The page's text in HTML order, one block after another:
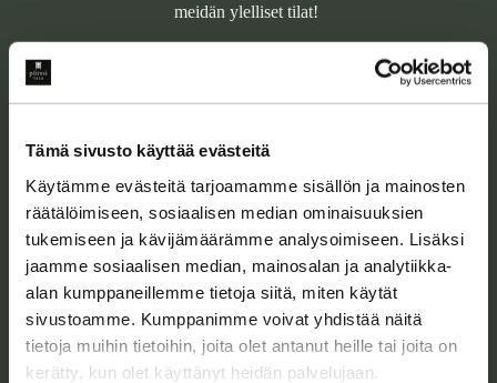
Tämä sivusto käyttää evästeitä
Käytämme evästeitä tarjoamamme sisällön ja mainosten
räätälöimiseen, sosiaalisen median ominaisuuksien
tukemiseen ja kävijämäärämme analysoimiseen. Lisäksi
jaamme sosiaalisen median, mainosalan ja analytiikka-
alan kumppaneillemme tietoja siitä, miten käytät
sivustoamme. Kumppanimme voivat yhdistää näitä
tietoja muihin tietoihin, joita olet antanut heille tai joita on
kerätty, kun olet käyttänyt heidän palvelujaan.
meidän ylelliset tilat!
Pyydä tarjousEsiintyjät tilaisuuteesiToimitusehdot